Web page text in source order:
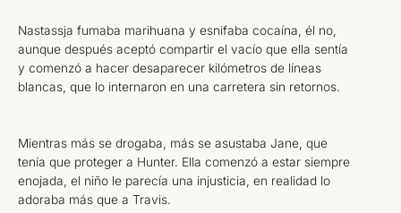
Nastassja fumaba marihuana y esnifaba cocaína, él no,
aunque después aceptó compartir el vacío que ella sentía
y comenzó a hacer desaparecer kilómetros de líneas
blancas, que lo internaron en una carretera sin retornos.
Mientras más se drogaba, más se asustaba Jane, que
tenía que proteger a Hunter. Ella comenzó a estar siempre
enojada, el niño le parecía una injusticia, en realidad lo
adoraba más que a Travis.